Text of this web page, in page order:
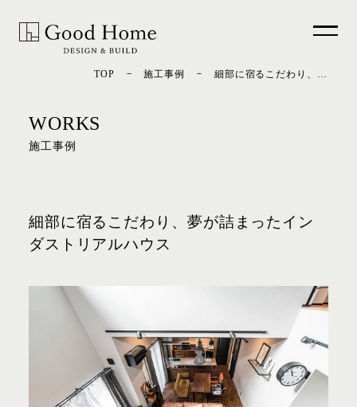
TOP － 施工事例 －
WORKS
施工事例
細部に宿るこだわり、夢が詰まったイン
ダストリアルハウス